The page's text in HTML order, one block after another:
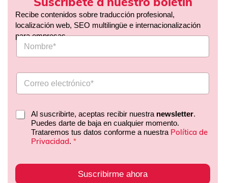
Recibe contenidos sobre traducción profesional,
localización web, SEO multilingüe e internacionalización
para empresas.
Al suscribirte, aceptas recibir nuestra newsletter.
Puedes darte de baja en cualquier momento.
Trataremos tus datos conforme a nuestra Política de
Privacidad. *
Suscribirme ahora